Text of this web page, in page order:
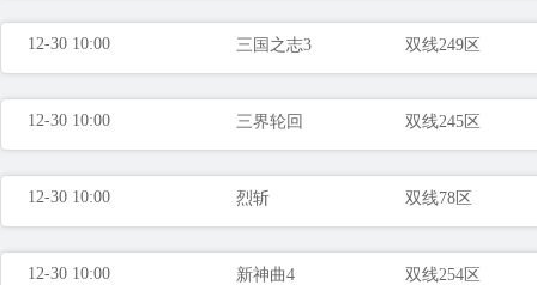
12-30 10:00 三国之志3 双线249区
12-30 10:00 三界轮回 双线245区
12-30 10:00 烈斩 双线78区
12-30 10:00 新神曲4 双线254区